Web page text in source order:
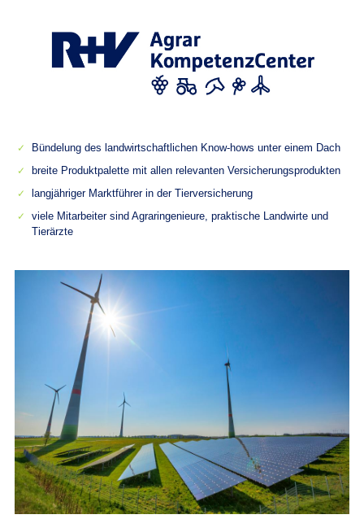
Bündelung des landwirtschaftlichen Know-hows unter einem Dach
breite Produktpalette mit allen relevanten Versicherungsprodukten
langjähriger Marktführer in der Tierversicherung
viele Mitarbeiter sind Agraringenieure, praktische Landwirte und
Tierärzte